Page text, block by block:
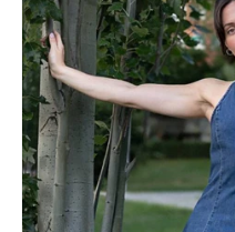
imagen
ya
está
disponible
en
la
vista
información
del producto